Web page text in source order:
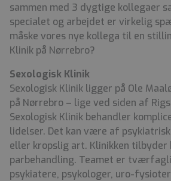
sammen med 3 dygtige kollegaer
specialet og arbejdet er virkelig
måske vores nye kollega til en
Klinik på Nørrebro?
Sexologisk Klinik
Sexologisk Klinik ligger på Ole
på Nørrebro – lige ved siden af
Sexologisk Klinik behandler
lidelser. Det kan være af
eller kropslig art. Klinikken tilbyder
parbehandling. Teamet er
psykiatere, psykologer, uro-